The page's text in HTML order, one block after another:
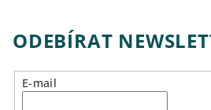
ODEBÍRAT
E-mail